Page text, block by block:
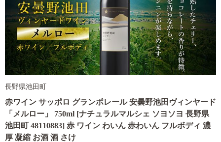
長野県池田町
赤ワイン サッポロ グランポレール 安曇野池田ヴィンヤード
「メルロー」 750ml [ナチュラルマルシェ ソヨソヨ 長野県
池田町 48110883] 赤 ワイン わいん 赤わいん フルボディ 濃
厚 凝縮 お酒 酒 さけ